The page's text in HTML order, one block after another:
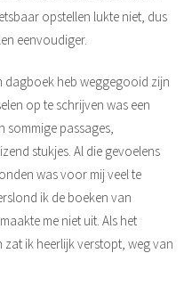
opstellen lukte niet, dus
eenvoudiger.
dagboek heb weggegooid zijn
op te schrijven was een
sommige passages,
stukjes. Al die gevoelens
was voor mij veel te
ik de boeken van
me niet uit. Als het
ik heerlijk verstopt, weg van